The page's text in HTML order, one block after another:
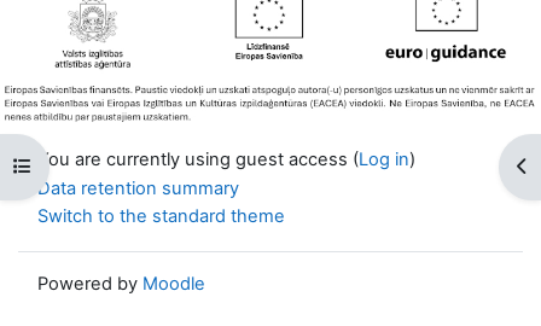
Open course index
You are currently using guest access (Log in)
Data retention summary
Switch to the standard theme
Powered by Moodle